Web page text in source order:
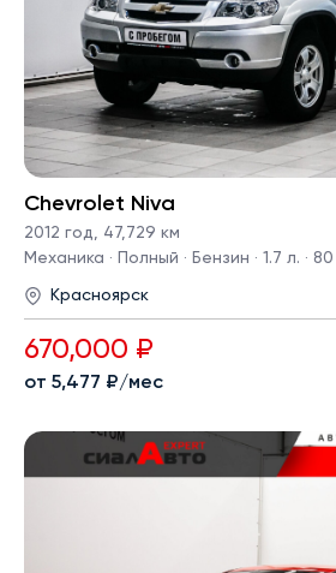
Chevrolet Niva
2012 год, 47,729 км
Механика · Полный · Бензин · 1.7 л. · 80
Красноярск
670,000 ₽
от 5,477 ₽/мес